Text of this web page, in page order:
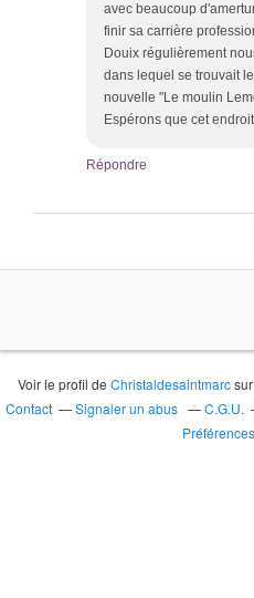
avec beaucoup
finir sa carrière
Douix régulièrement
dans lequel se trouvait
nouvelle "Le moulin
Espérons que cet
Répondre
Voir le profil deChristaldesaintmarc
Contact
Signaler un abus C.G.U.